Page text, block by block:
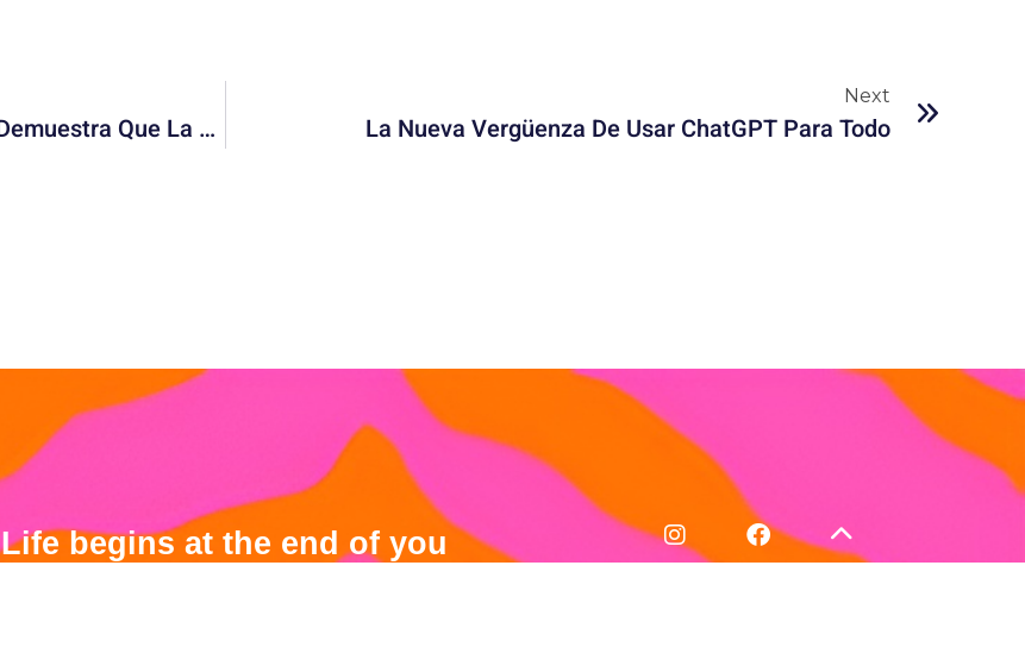
Avatar: The Last Airbender Temporada 2 Demuestra Que La Adaptación Va Por Buen Camino
Next
La Nueva Vergüenza De Usar ChatGPT Para Todo
Life begins at the end of you